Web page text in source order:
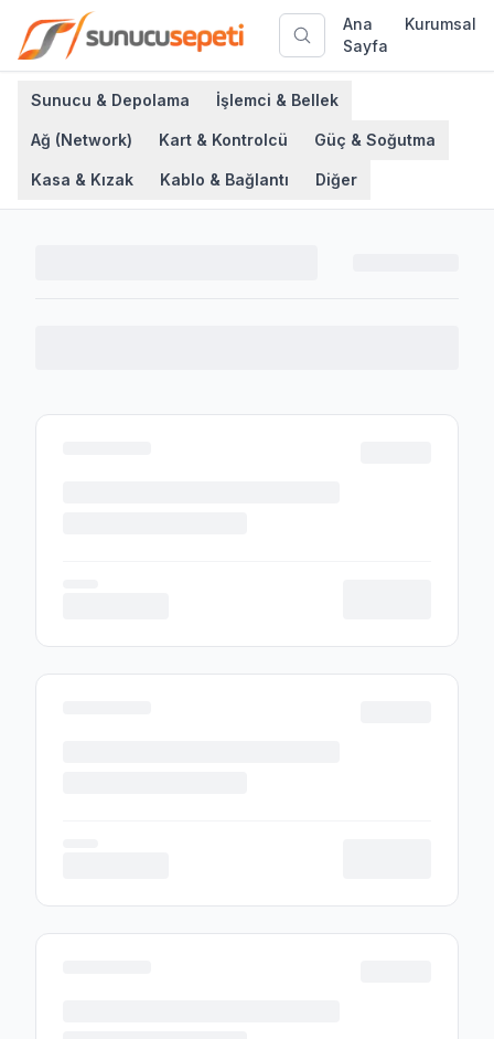
Ana
Sayfa
Kurumsal
Sunucu & Depolama İşlemci & Bellek
Ağ (Network) Kart & Kontrolcü Güç & Soğutma
Kasa & Kızak Kablo & Bağlantı Diğer